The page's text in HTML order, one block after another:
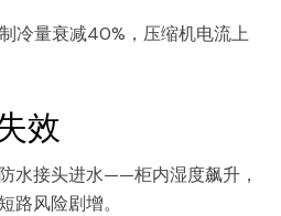
冷量衰减40%，压缩机电流上
效
水接头进水——柜内湿度飙升，
路风险剧增。